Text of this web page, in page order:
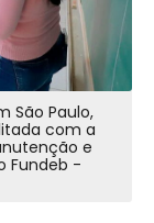
São Paulo,
com a
e
Fundeb -